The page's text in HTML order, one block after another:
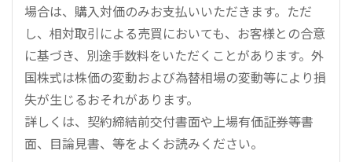
場合は、購入対価のみお支払いいただきます。ただ
し、相対取引による売買においても、お客様との合意
に基づき、別途手数料をいただくことがあります。外
国株式は株価の変動および為替相場の変動等により損
失が生じるおそれがあります。
詳しくは、契約締結前交付書面や上場有価証券等書
面、目論見書、等をよくお読みください。